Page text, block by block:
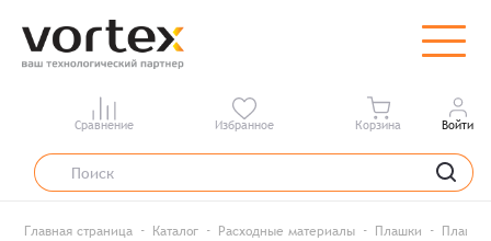
Сравнение Избранное Корзина Войти
Главная страница Каталог Расходные материалы Плашки Плашка